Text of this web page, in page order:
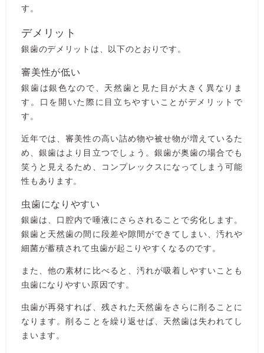
す。
デメリット
銀歯のデメリットは、以下のとおりです。
審美性が低い
銀歯は銀色なので、天然歯と見た目が大きく異なりま
す。口を開いた際に目立ちやすいことがデメリットで
す。
近年では、審美性の高い詰め物や被せ物が増えているた
め、銀歯はより目立つでしょう。銀歯が奥歯の場合でも
笑うと見えるため、コンプレックスになってしまう可能
性もあります。
虫歯になりやすい
銀歯は、口腔内で唾液にさらされることで劣化します。
銀歯と天然歯の間に段差や隙間ができてしまい、汚れや
細菌が蓄積されて虫歯が起こりやすくなるのです。
また、他の素材に比べると、汚れが吸着しやすいことも
虫歯になりやすい原因です。
虫歯が再発すれば、残された天然歯をさらに削ることに
なります。削ることを繰り返せば、天然歯は失われてし
まいます。